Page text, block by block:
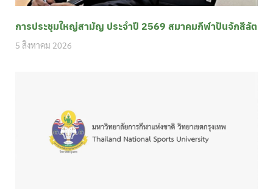
การประชุมใหญ่สามัญ ประจำปี 2569 สมาคมกีฬาปันจักสีลัต
5 สิงหาคม 2026